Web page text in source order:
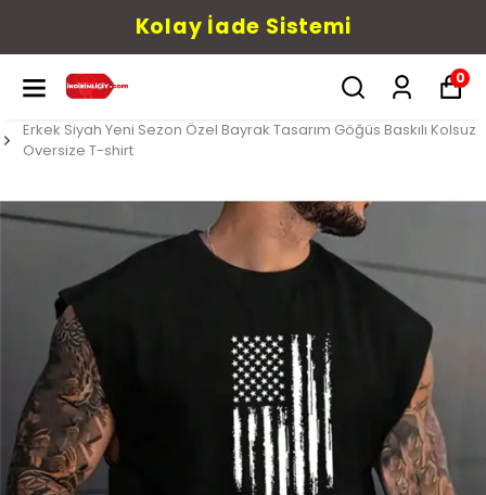
Kolay İade Sistemi
0
Erkek Siyah Yeni Sezon Özel Bayrak Tasarım Göğüs Baskılı Kolsuz
Oversize T-shirt